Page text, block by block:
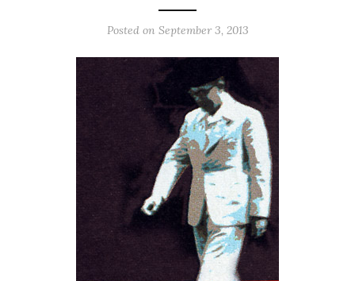
Posted on September 3, 2013